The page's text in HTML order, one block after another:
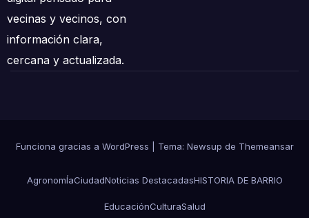
vecinas y vecinos, con
información clara,
cercana y actualizada.
Funciona gracias a WordPress Tema: Newsup de Themeansar
AgronomÍaCiudadNoticias DestacadasHISTORIA DE BARRIO
EducaciónCulturaSalud